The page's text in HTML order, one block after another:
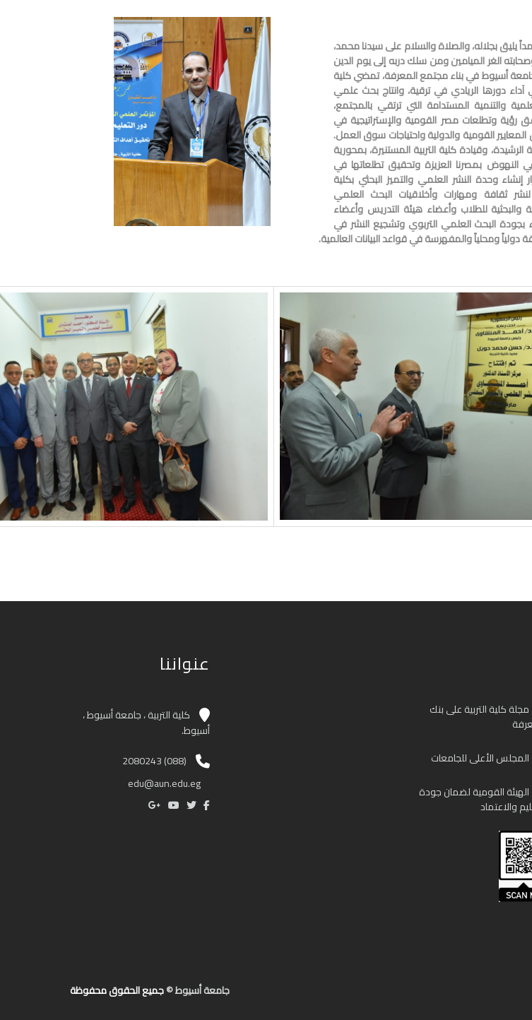
يليق بجلاله، والصلاة والسلام على سيدنا محمد،
الغر الميامين ومن سلك دربه إلى يوم الدين
أسيوط في بناء مجتمع المعرفة، تمضي كلية
دورها الريادي في ترقية، وانتاج بحث علمي
والتنمية المستدامة التي ترتقي بالمجتمع،
رؤية وتطلعات مصر القومية والإستراتيجية في
القومية والدولية واحتياجات سوق العمل.
وقيادة كلية التربية المستنيرة، بمحورية
النهوض بمصرنا العزيزة وتحقيق تطلعاتها في
إنشاء وحدة النشر العلمي والتميز البحثي بكلية
ثقافة ومهارات وأخلاقيات البحث العلمي
والبحثية للطلاب وأعضاء هيئة التدريس وأعضاء
بجودة البحث العلمي التربوي وتشجيع النشر في
دولياً ومحلياً والمفهرسة في قواعد البيانات العالمية.
مجلة كلية التربية على بنك
المجلس الأعلى للجامعات
الهيئة القومية لضمان جودة
والاعتماد
عنواننا
كلية التربية ، جامعة أسيوط ،
أسيوط.
(088) 2080243
جميع الحقوق محفوظةجامعة أسيوط ©